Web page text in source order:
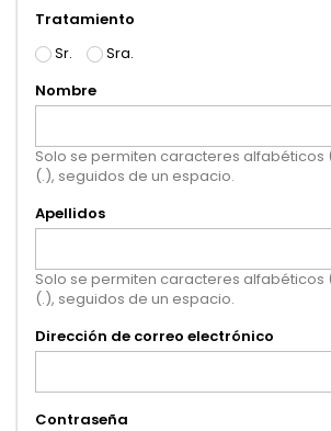
Tratamiento
Sr.
Sra.
Nombre
Solo se permiten caracteres alfabéticos
(.), seguidos de un espacio.
Apellidos
Solo se permiten caracteres alfabéticos
(.), seguidos de un espacio.
Dirección de correo electrónico
Contraseña